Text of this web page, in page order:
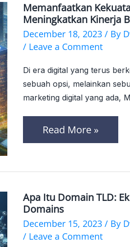
Memanfaatkan
Meningkatkan Kinerja
December 18, 2023 / By
/ Leave a Comment
Di era digital yang terus
sebuah opsi, melainkan
marketing digital yang ada,
Memanfaatkan
Kekuatan
Microsoft
untuk
Meningkatkan
Kinerja
Bisnis
Anda
Read More »
Apa Itu Domain TLD:
Domains
December 15, 2023 / By
/ Leave a Comment
Apa
Itu
Domain